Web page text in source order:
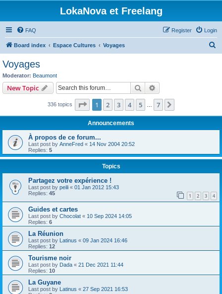
LokaNova et Freelang
FAQ Login
Register
Board index Espace Cultures Voyages
Voyages
Moderator: Beaumont
New Topic Search
336 topics Page 1of 7
1 2 3 4 5 7
Announcements
À propos de ce forum...
Last post by AnneFred « 14 Nov 2004 20:52
Replies: 5
Topics
Partagez votre expérience !
Last post by peili « 01 Jan 2012 15:43
Replies: 45 1 2 3 4
Guides et cartes
Last post by Chocolat « 10 Sep 2024 14:05
Replies: 6
La Réunion
Last post by Latinus « 09 Jan 2024 16:46
Replies: 12
Tourisme noir
Last post by Dada « 21 Dec 2021 11:44
Replies: 10
La Guyane
Last post by Latinus « 27 Sep 2021 16:53